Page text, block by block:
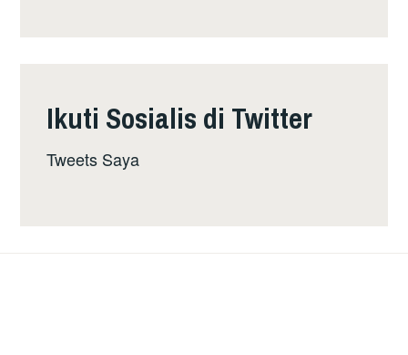
Ikuti Sosialis di Twitter
Tweets Saya